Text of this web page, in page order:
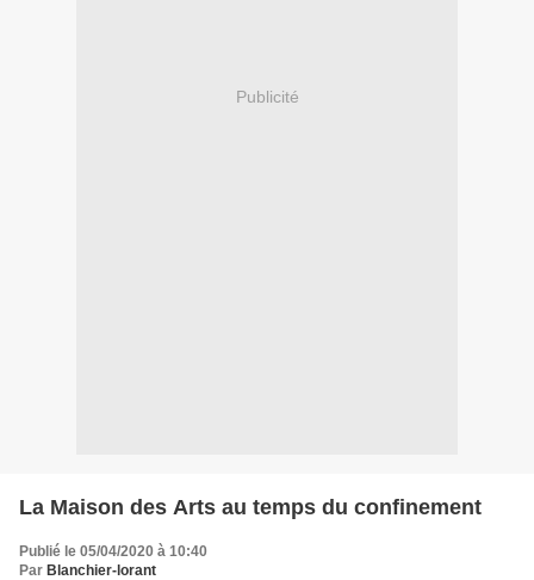
Publicité
La Maison des Arts au temps du confinement
Publié le 05/04/2020 à 10:40
Par Blanchier-lorant